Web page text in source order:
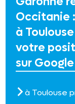
Occitanie
à
votre
sur Google
à Toulouse